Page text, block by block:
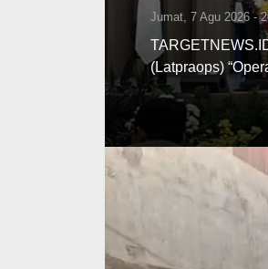
Jumat, 7 Agu 2026 -
(Latpraops)